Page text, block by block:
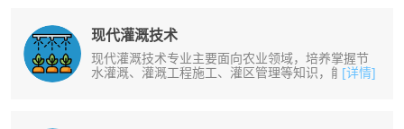
现代灌溉技术
现代灌溉技术专业主要面向农业领域，培养掌握节
水灌溉、灌溉工程施工、灌区管理等知识，能够从
[详情]